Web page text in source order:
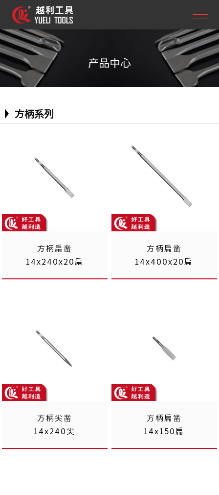
产品中心
方柄系列
方柄扁凿
14x240x20扁
方柄扁凿
14x400x20扁
方柄尖凿
14x240尖
方柄扁凿
14x150扁